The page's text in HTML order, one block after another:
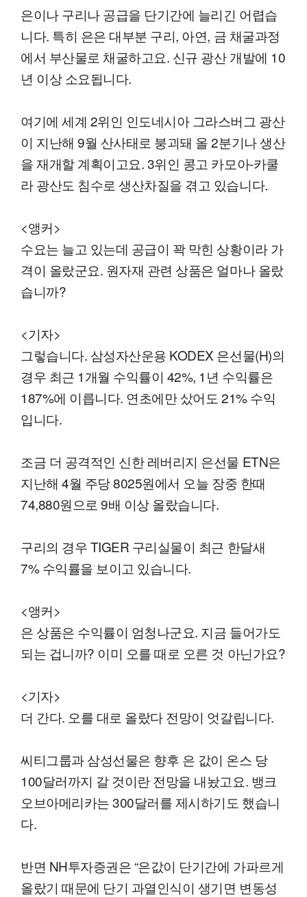
은이나 구리나 공급을 단기간에 늘리긴 어렵습
니다. 특히 은은 대부분 구리, 아연, 금 채굴과정
에서 부산물로 채굴하고요. 신규 광산 개발에 10
년 이상 소요됩니다.
여기에 세계 2위인 인도네시아 그라스버그 광산
이 지난해 9월 산사태로 붕괴돼 올 2분기나 생산
을 재개할 계획이고요. 3위인 콩고 카모아-카쿨
라 광산도 침수로 생산차질을 겪고 있습니다.
<앵커>
수요는 늘고 있는데 공급이 꽉 막힌 상황이라 가
격이 올랐군요. 원자재 관련 상품은 얼마나 올랐
습니까?
<기자>
그렇습니다. 삼성자산운용 KODEX 은선물(H)의
경우 최근 1개월 수익률이 42%, 1년 수익률은
187%에 이릅니다. 연초에만 샀어도 21% 수익
입니다.
조금 더 공격적인 신한 레버리지 은선물 ETN은
지난해 4월 주당 8025원에서 오늘 장중 한때
74,880원으로 9배 이상 올랐습니다.
구리의 경우 TIGER 구리실물이 최근 한달새
7% 수익률을 보이고 있습니다.
<앵커>
은 상품은 수익률이 엄청나군요. 지금 들어가도
되는 겁니까? 이미 오를 때로 오른 것 아닌가요?
<기자>
더 간다. 오를 대로 올랐다 전망이 엇갈립니다.
씨티그룹과 삼성선물은 향후 은 값이 온스 당
100달러까지 갈 것이란 전망을 내놨고요. 뱅크
오브아메리카는 300달러를 제시하기도 했습니
다.
반면 NH투자증권은 “은값이 단기간에 가파르게
올랐기 때문에 단기 과열인식이 생기면 변동성